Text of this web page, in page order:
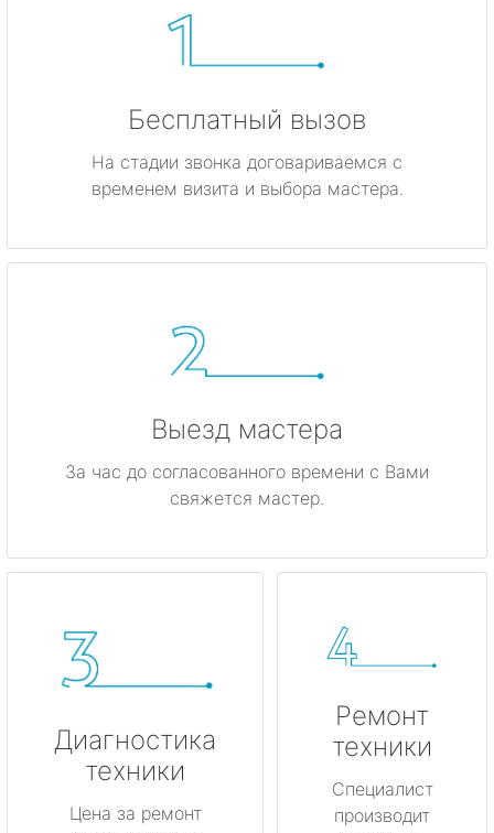
Бесплатный вызов
На стадии звонка договариваемся с
временем визита и выбора мастера.
Выезд мастера
За час до согласованного времени с Вами
свяжется мастер.
Диагностика
техники
Цена за ремонт
Ремонт
техники
Специалист
производит